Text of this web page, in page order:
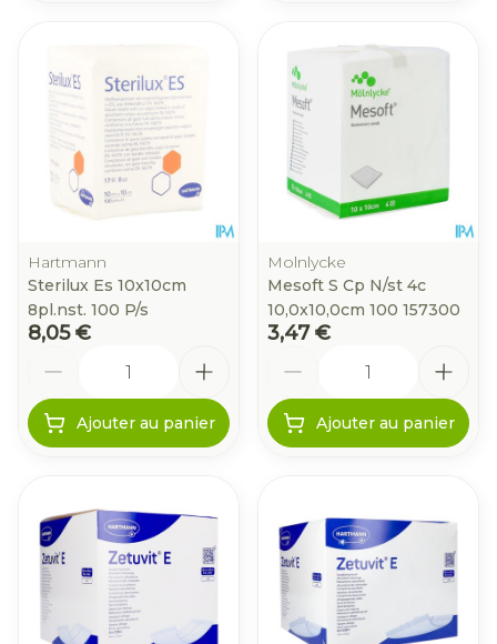
Hartmann
Sterilux Es 10x10cm
8pl.nst. 100 P/s
8,05 €
Ajouter au panier
Molnlycke
Mesoft S Cp N/st 4c
10,0x10,0cm 100 157300
3,47 €
Ajouter au panier